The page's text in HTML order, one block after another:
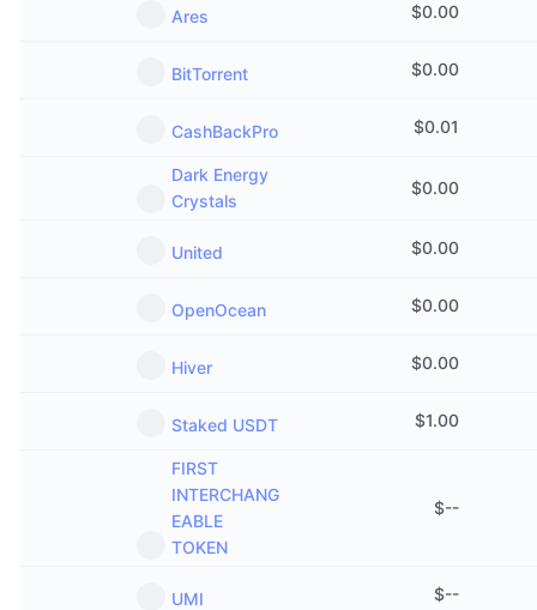
今後の販売予定
ICOカレンダー
Ares $0.00
BitTorrent $0.00
CashBackPro $0.01
Dark Energy
Crystals
$0.00
United $0.00
OpenOcean $0.00
Hiver $0.00
Staked USDT $1.00
FIRST
INTERCHANG
EABLE
TOKEN
$--
UMI $--